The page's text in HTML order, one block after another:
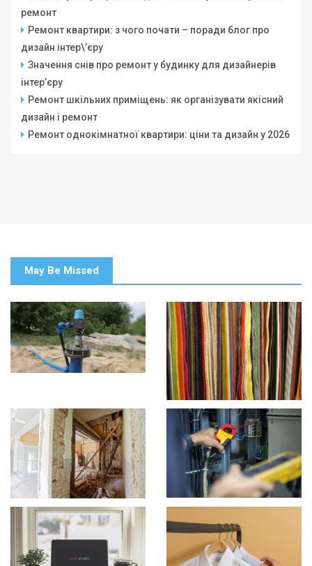
ремонт
Ремонт квартири: з чого почати – поради блог про
дизайн інтер\’єру
Значення снів про ремонт у будинку для дизайнерів
інтер’єру
Ремонт шкільних приміщень: як організувати якісний
дизайн і ремонт
Ремонт однокімнатної квартири: ціни та дизайн у 2026
May Be Missed